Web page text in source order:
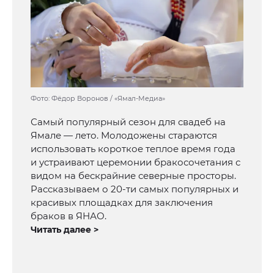
Фото: Фёдор Воронов / «Ямал-Медиа»
Самый популярный сезон для свадеб на
Ямале — лето. Молодожены стараются
использовать короткое теплое время года
и устраивают церемонии бракосочетания с
видом на бескрайние северные просторы.
Рассказываем о 20-ти самых популярных и
красивых площадках для заключения
браков в ЯНАО.
Читать далее >